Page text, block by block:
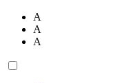
А
А
А